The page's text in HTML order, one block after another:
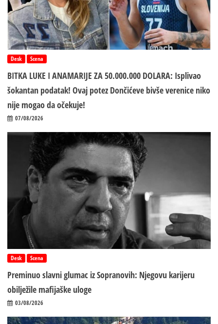
Desk Scena
BITKA LUKE I ANAMARIJE ZA 50.000.000 DOLARA: Isplivao
šokantan podatak! Ovaj potez Dončićeve bivše verenice niko
nije mogao da očekuje!
07/08/2026
Desk Scena
Preminuo slavni glumac iz Sopranovih: Njegovu karijeru
obilježile mafijaške uloge
03/08/2026